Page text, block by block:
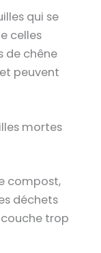
qui se
celles
de chêne
peuvent
mortes
compost,
déchets
trop